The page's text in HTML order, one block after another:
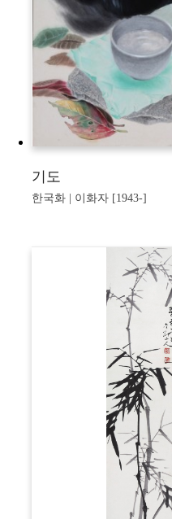
기도
한국화 | 이화자 [1943-]